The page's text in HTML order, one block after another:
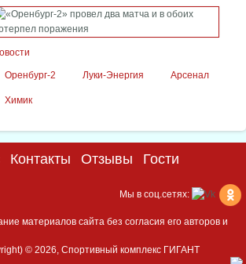
Оренбург-2 Луки-Энергия Арсенал
Химик
Контакты Отзывы
Гости
Мы в соц.сетях:
материалов сайта без согласия его авторов и
© 2026, Спортивный комплекс ГИГАНТ